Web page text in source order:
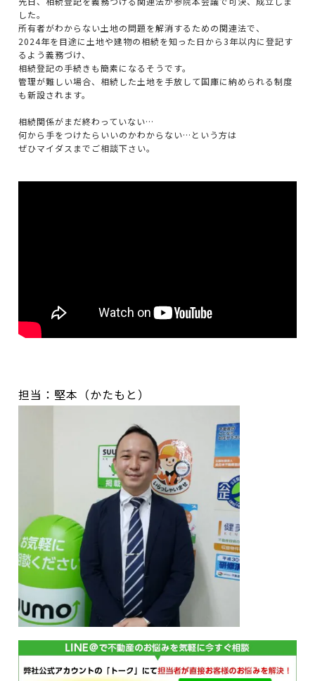
した。
所有者がわからない土地の問題を解消するための関連法で、
2024年を目途に土地や建物の相続を知った日から3年以内に登記す
るよう義務づけ、
相続登記の手続きも簡素になるそうです。
管理が難しい場合、相続した土地を手放して国庫に納められる制度
も新設されます。
相続関係がまだ終わっていない…
何から手をつけたらいいのかわからない…という方は
ぜひマイダスまでご相談下さい。
担当：堅本（かたもと）